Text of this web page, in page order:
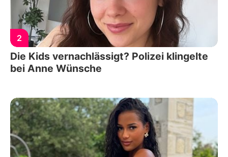
2
Die Kids vernachlässigt? Polizei klingelte
bei Anne Wünsche